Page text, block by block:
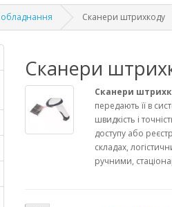
Сканери штрихкоду
Сканери
Сканери
передають її в
швидкість і
доступу або
складах,
ручними,